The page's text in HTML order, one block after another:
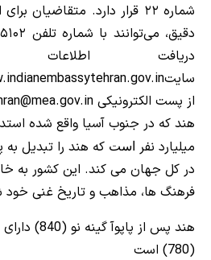
شماره ۲۲ قرار دارد.
دریافت
سایت
از پست الکترونیکی oc.tehran@mea.gov.in استفاده کنید.
میلیارد نفر
است که هند را تبدیل
در کل جهان می کند. این کشور به
فرهنگ ها، مذاهب و تاریخ غنی
هند پس از
(780) است